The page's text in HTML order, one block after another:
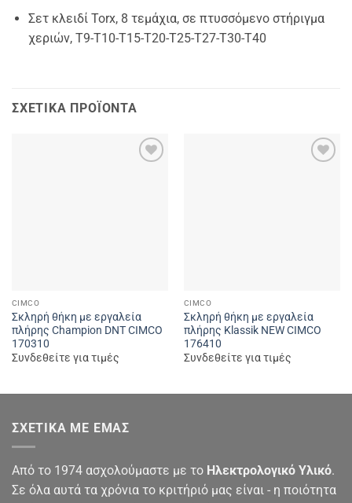
Σετ κλειδί Torx, 8 τεμάχια, σε πτυσσόμενο στήριγμα
χεριών, T9-T10-T15-T20-T25-T27-T30-T40
ΣΧΕΤΙΚΆ ΠΡΟΪΌΝΤΑ
CIMCO
Σκληρή θήκη με εργαλεία
πλήρης Champion DNT CIMCO
170310
Συνδεθείτε για τιμές
CIMCO
Σκληρή θήκη με εργαλεία
πλήρης Klassik NEW CIMCO
176410
Συνδεθείτε για τιμές
ΣΧΕΤΙΚΆ ΜΕ ΕΜΆΣ
Από το 1974 ασχολούμαστε με το Ηλεκτρολογικό Υλικό.
Σε όλα αυτά τα χρόνια το κριτήριό μας είναι - η ποιότητα